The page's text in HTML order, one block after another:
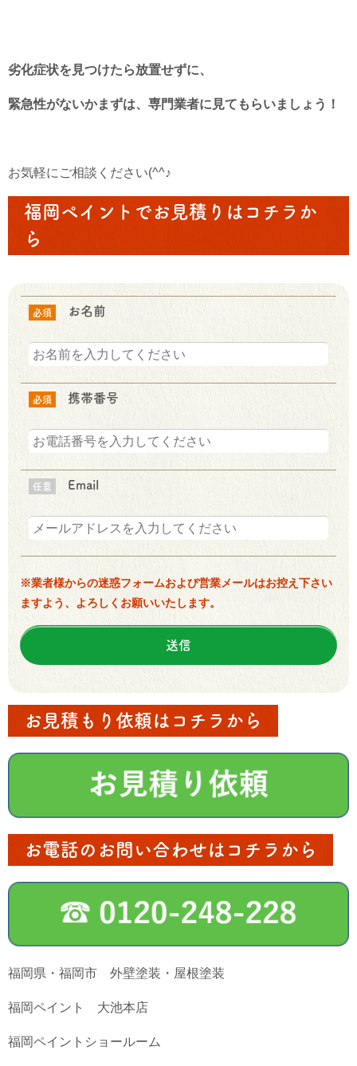
劣化症状を見つけたら放置せずに、
緊急性がないかまずは、専門業者に見てもらいましょう！
お気軽にご相談ください(^^♪
福岡ペイントでお見積りはコチラか
ら
必須 お名前
必須 携帯番号
任意 Email
※業者様からの迷惑フォームおよび営業メールはお控え下さい
ますよう、よろしくお願いいたします。
お見積もり依頼はコチラから
お電話のお問い合わせはコチラから
福岡県・福岡市 外壁塗装・屋根塗装
福岡ペイント 大池本店
福岡ペイントショールーム